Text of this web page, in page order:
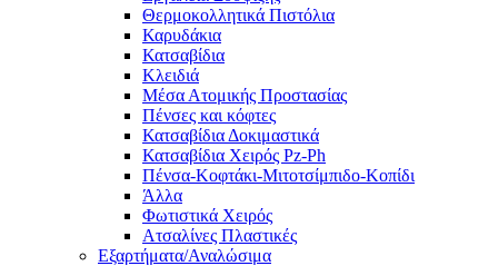
Θερμοκολλητικά Πιστόλια
Καρυδάκια
Κατσαβίδια
Κλειδιά
Μέσα Ατομικής Προστασίας
Πένσες και κόφτες
Κατσαβίδια Δοκιμαστικά
Κατσαβίδια Χειρός Pz-Ph
Πένσα-Κοφτάκι-Μιτοτσίμπιδο-Κοπίδι
Άλλα
Φωτιστικά Χειρός
Ατσαλίνες Πλαστικές
Εξαρτήματα/Αναλώσιμα